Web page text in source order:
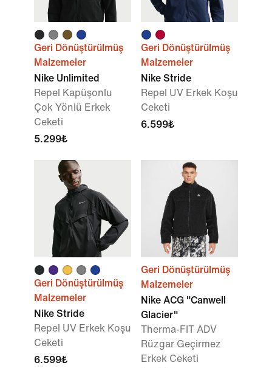
Geri Dönüştürülmüş
Malzemeler
Nike Unlimited
Repel Kapüşonlu
Çok Yönlü Erkek
Ceketi
5.299₺
Geri Dönüştürülmüş
Malzemeler
Nike Stride
Repel UV Erkek Koşu
Ceketi
6.599₺
Geri Dönüştürülmüş
Malzemeler
Nike Stride
Repel UV Erkek Koşu
Ceketi
6.599₺
Geri Dönüştürülmüş
Malzemeler
Nike ACG "Canwell
Glacier"
Therma-FIT ADV
Rüzgar Geçirmez
Erkek Ceketi